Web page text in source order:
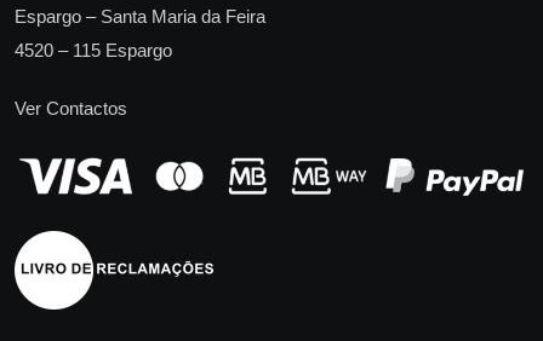
Espargo – Santa Maria da Feira
4520 – 115 Espargo
Ver Contactos